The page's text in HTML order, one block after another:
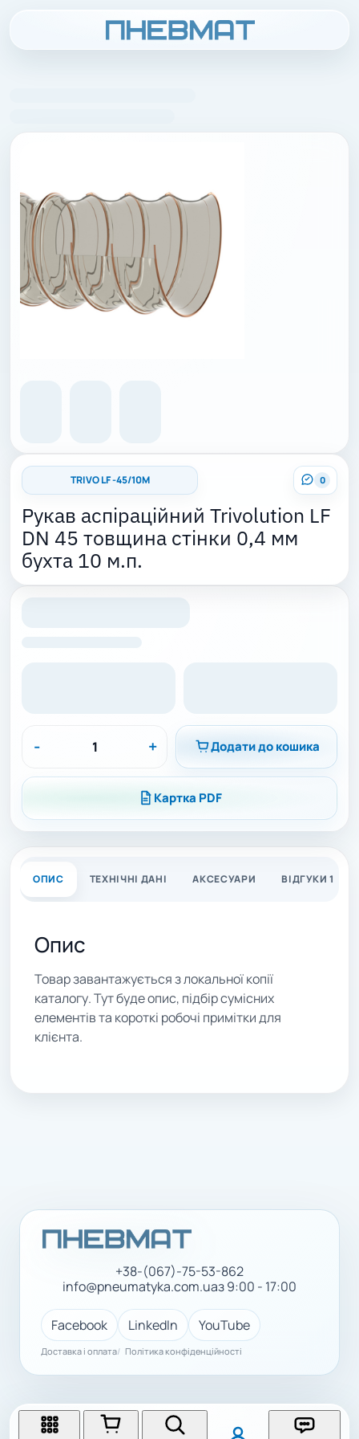
0
TRIVO LF -45/10M
Рукав аспіраційний Trivolution LF
DN 45 товщина стінки 0,4 мм
бухта 10 м.п.
- + Додати до кошика
Картка PDF
ОПИС ТЕХНІЧНІ ДАНІ АКСЕСУАРИ ВІДГУКИ 1
Опис
Товар завантажується з локальної копії
каталогу. Тут буде опис, підбір сумісних
елементів та короткі робочі примітки для
клієнта.
+38-(067)-75-53-862
info@pneumatyka.com.uaз 9:00 - 17:00
Facebook LinkedIn YouTube
Доставка і оплата Політика конфіденційності